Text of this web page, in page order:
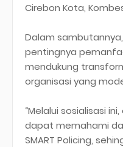
Cirebon Kota, Kombes
Dalam
pentingnya
mendukung
organisasi yang
“Melalui sosialisasi
dapat memahami
SMART Policing,